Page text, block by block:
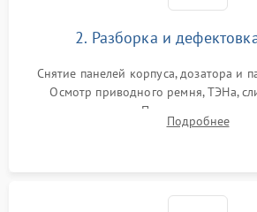
2. Разборка и
Снятие панелей корпуса, дозатора и
Осмотр приводного ремня, ТЭНа,
амортизаторов. Проверка
крестовины на износ, а манжеты
Подробнее